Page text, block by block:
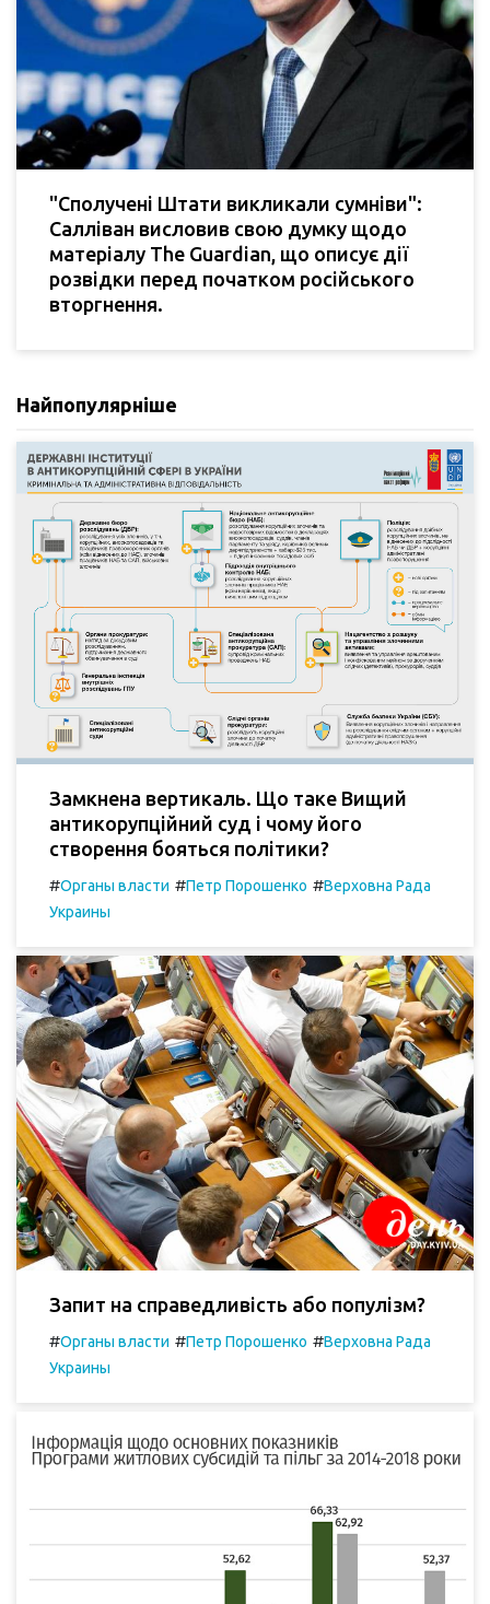
"Сполучені Штати викликали сумніви":
Салліван висловив свою думку щодо
матеріалу The Guardian, що описує дії
розвідки перед початком російського
вторгнення.
Найпопулярніше
Замкнена вертикаль. Що таке Вищий
антикорупційний суд і чому його
створення бояться політики?
#Органы власти #Петр Порошенко #Верховна Рада
Украины
Запит на справедливість або популізм?
#Органы власти #Петр Порошенко #Верховна Рада
Украины